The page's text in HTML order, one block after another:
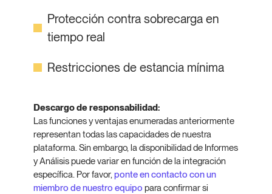
Protección contra sobrecarga en
tiempo real
Restricciones de estancia mínima
Descargo de responsabilidad:
Las funciones y ventajas enumeradas anteriormente
representan todas las capacidades de nuestra
plataforma. Sin embargo, la disponibilidad de Informes
y Análisis puede variar en función de la integración
específica. Por favor,ponte en contacto con un
miembro de nuestro equipo para confirmar si